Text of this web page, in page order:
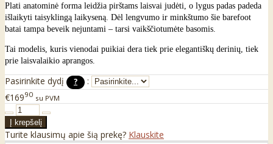
Plati anatominė forma leidžia pirštams laisvai judėti, o lygus padas padeda
išlaikyti taisyklingą laikyseną. Dėl lengvumo ir minkštumo šie barefoot
batai tampa beveik nejuntami – tarsi vaikščiotumėte basomis.
Tai modelis, kuris vienodai puikiai dera tiek prie elegantiškų derinių, tiek
prie laisvalaikio aprangos.
Pasirinkite dydį ?
:
€16990 su PVM
Turite klausimų apie šią prekę? Klauskite